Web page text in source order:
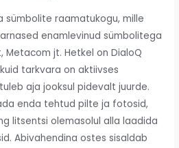
sümbolite raamatukogu, mille
enamlevinud sümbolitega
Metacom jt. Hetkel on DialoQ
tarkvara on aktiivses
aja jooksul pidevalt juurde.
enda tehtud pilte ja fotosid,
litsentsi olemasolul alla laadida
Abivahendina ostes sisaldab